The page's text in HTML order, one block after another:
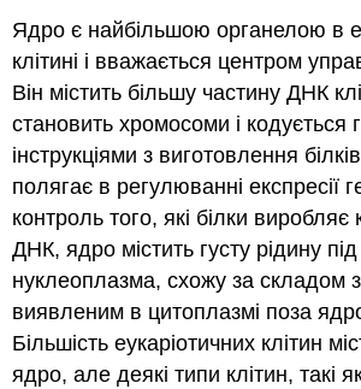
Ядро є найбільшою органелою в
клітині і вважається центром
Він містить більшу частину ДНК
становить хромосоми і кодується
інструкціями з виготовлення
полягає в регулюванні експресії
контроль того, які білки виробляє
ДНК, ядро містить густу рідину
нуклеоплазма, схожу за складом
виявленим в цитоплазмі поза
Більшість еукаріотичних клітин
ядро, але деякі типи клітин, такі